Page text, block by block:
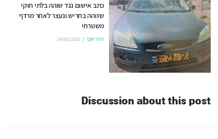
כתב אישום נגד שוהה בלתי חוקי
שזוהה בחריש ונעצר לאחר מרדף
משטרתי
לידור שקד 29/05/2022
Discussion about this post